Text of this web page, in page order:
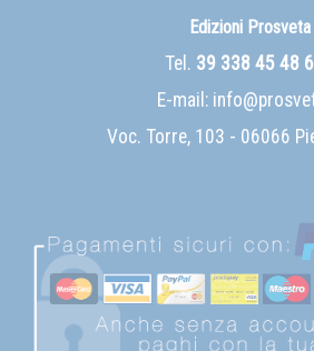
Edizioni Prosveta
Tel. 39 338 45 48
E-mail:
Voc. Torre, 103 - 06066